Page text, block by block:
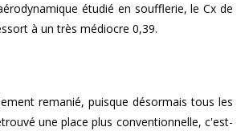
étudié en soufflerie, le Cx de
à un très médiocre 0,39.
remanié, puisque désormais tous les
une place plus conventionnelle, c'est-